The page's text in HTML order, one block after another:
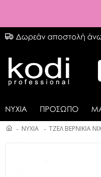
Δωρεάν αποστολή
ΝΥΧΙΑ ΠΡΟΣΩΠΟ
ΝΥΧΙΑ ΤΖΕΛ ΒΕΡΝΙΚΙΑ